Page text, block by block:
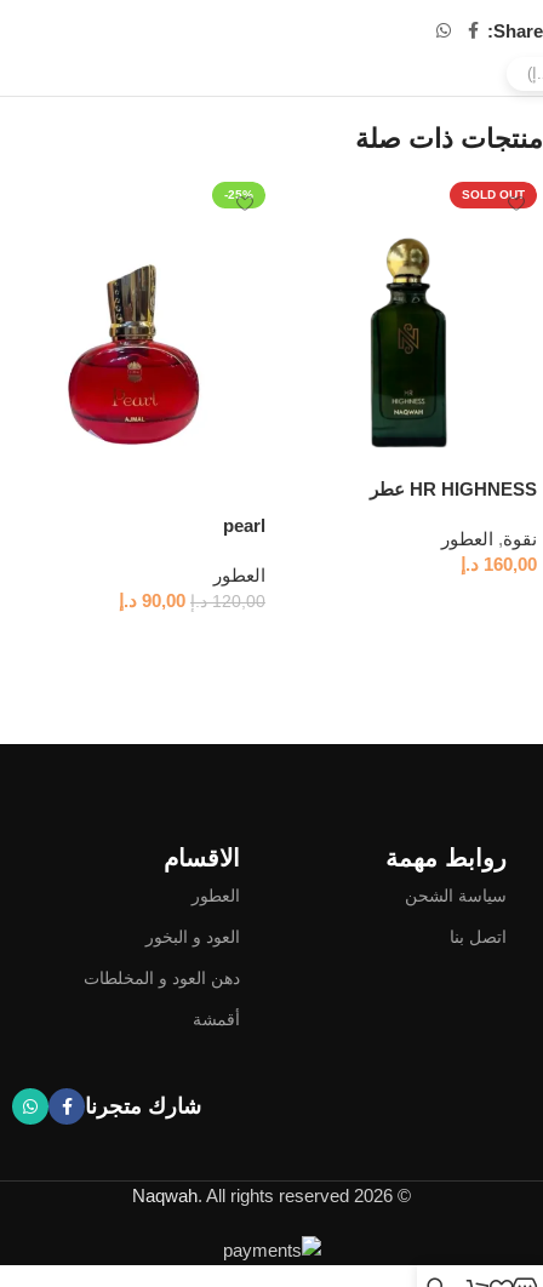
Share:
منتجات ذات صلة
SOLD OUT
HR HIGHNESS عطر
نقوة, العطور
160,00 د.إ
-25%
pearl
العطور
120,00 د.إ 90,00 د.إ
روابط مهمة
سياسة الشحن
اتصل بنا
الاقسام
العطور
العود و البخور
دهن العود و المخلطات
أقمشة
شارك متجرنا
© 2026
Naqwah. All rights reserved